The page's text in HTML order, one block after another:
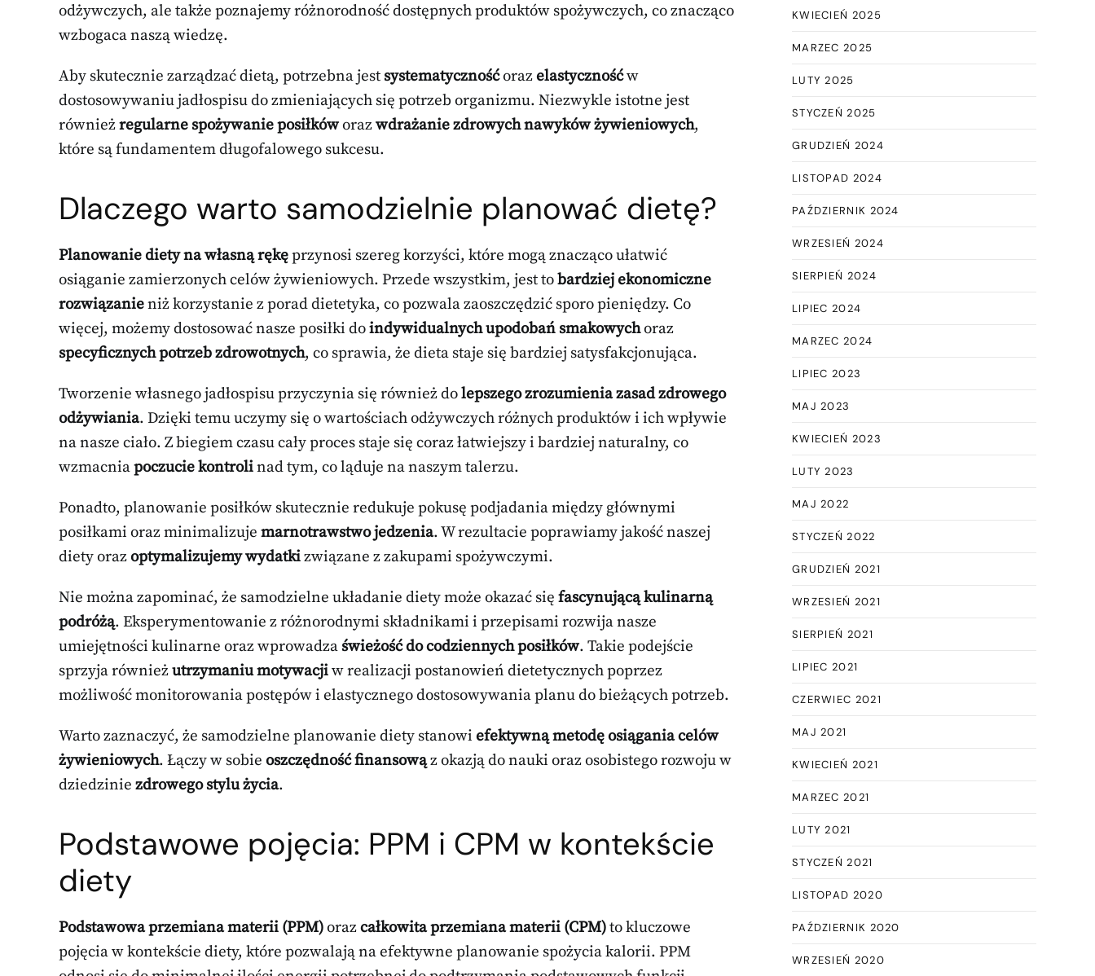
odżywczych, ale także poznajemy różnorodność dostępnych produktów spożywczych, co znacząco
wzbogaca naszą wiedzę.
Aby skutecznie zarządzać dietą, potrzebna jest systematycznośćorazelastycznośćw
dostosowywaniu jadłospisu do zmieniających się potrzeb organizmu. Niezwykle istotne jest
równieżregularne spożywanie posiłkóworazwdrażanie zdrowych nawyków żywieniowych,
które są fundamentem długofalowego sukcesu.
Dlaczego warto samodzielnie planować dietę?
Planowanie diety na własną rękęprzynosi szereg korzyści, które mogą znacząco ułatwić
osiąganie zamierzonych celów żywieniowych. Przede wszystkim, jest tobardziej ekonomiczne
rozwiązanieniż korzystanie z porad dietetyka, co pozwala zaoszczędzić sporo pieniędzy. Co
więcej, możemy dostosować nasze posiłki doindywidualnych upodobań smakowychoraz
specyficznych potrzeb zdrowotnych, co sprawia, że dieta staje się bardziej satysfakcjonująca.
Tworzenie własnego jadłospisu przyczynia się również dolepszego zrozumienia zasad zdrowego
odżywiania. Dzięki temu uczymy się o wartościach odżywczych różnych produktów i ich wpływie
na nasze ciało. Z biegiem czasu cały proces staje się coraz łatwiejszy i bardziej naturalny, co
wzmacniapoczucie kontrolinad tym, co ląduje na naszym talerzu.
Ponadto, planowanie posiłków skutecznie redukuje pokusę podjadania między głównymi
posiłkami oraz minimalizuje marnotrawstwo jedzenia. W rezultacie poprawiamy jakość naszej
diety orazoptymalizujemy wydatkizwiązane z zakupami spożywczymi.
Nie można zapominać, że samodzielne układanie diety może okazać się fascynującą kulinarną
podróżą. Eksperymentowanie z różnorodnymi składnikami i przepisami rozwija nasze
umiejętności kulinarne oraz wprowadza świeżość do codziennych posiłków. Takie podejście
sprzyja równieżutrzymaniu motywacjiw realizacji postanowień dietetycznych poprzez
możliwość monitorowania postępów i elastycznego dostosowywania planu do bieżących potrzeb.
Warto zaznaczyć, że samodzielne planowanie diety stanowi efektywną metodę osiągania celów
żywieniowych. Łączy w sobie oszczędność finansowąz okazją do nauki oraz osobistego rozwoju w
dziedzinie zdrowego stylu życia.
Podstawowe pojęcia: PPM i CPM w kontekście
diety
Podstawowa przemiana materii (PPM)orazcałkowita przemiana materii (CPM)to kluczowe
pojęcia w kontekście diety, które pozwalają na efektywne planowanie spożycia kalorii. PPM
KWIECIEŃ 2025
MARZEC 2025
LUTY 2025
STYCZEŃ 2025
GRUDZIEŃ 2024
LISTOPAD 2024
PAŹDZIERNIK 2024
WRZESIEŃ 2024
SIERPIEŃ 2024
LIPIEC 2024
MARZEC 2024
LIPIEC 2023
MAJ 2023
KWIECIEŃ 2023
LUTY 2023
MAJ 2022
STYCZEŃ 2022
GRUDZIEŃ 2021
WRZESIEŃ 2021
SIERPIEŃ 2021
LIPIEC 2021
CZERWIEC 2021
MAJ 2021
KWIECIEŃ 2021
MARZEC 2021
LUTY 2021
STYCZEŃ 2021
LISTOPAD 2020
PAŹDZIERNIK 2020
WRZESIEŃ 2020